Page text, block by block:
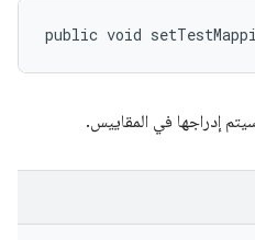
public void
إدراجها في المقاييس.